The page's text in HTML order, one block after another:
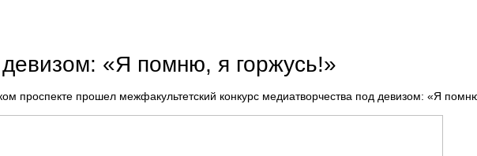
«Я помню, я горжусь!»
проспекте прошел межфакультетский конкурс медиатворчества под девизом: «Я